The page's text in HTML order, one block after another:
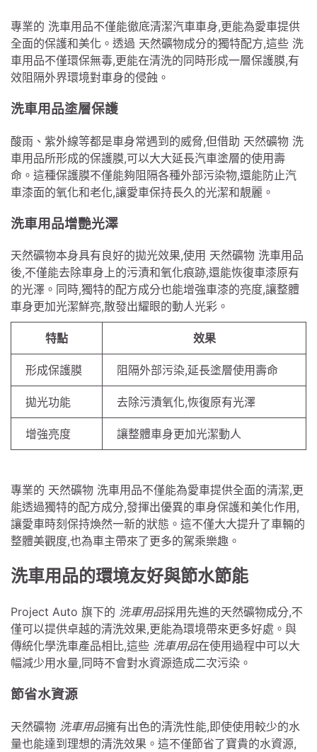
專業的 洗車用品不僅能徹底清潔汽車車身,更能為愛車提供
全面的保護和美化。透過 天然礦物成分的獨特配方,這些 洗
車用品不僅環保無毒,更能在清洗的同時形成一層保護膜,有
效阻隔外界環境對車身的侵蝕。
洗車用品塗層保護
酸雨、紫外線等都是車身常遇到的威脅,但借助 天然礦物 洗
車用品所形成的保護膜,可以大大延長汽車塗層的使用壽
命。這種保護膜不僅能夠阻隔各種外部污染物,還能防止汽
車漆面的氧化和老化,讓愛車保持長久的光潔和靚麗。
洗車用品增艷光澤
天然礦物本身具有良好的拋光效果,使用 天然礦物 洗車用品
後,不僅能去除車身上的污漬和氧化痕跡,還能恢復車漆原有
的光澤。同時,獨特的配方成分也能增強車漆的亮度,讓整體
車身更加光潔鮮亮,散發出耀眼的動人光彩。
特點 效果
形成保護膜 阻隔外部污染,延長塗層使用壽命
拋光功能 去除污漬氧化,恢復原有光澤
增強亮度 讓整體車身更加光潔動人
專業的 天然礦物 洗車用品不僅能為愛車提供全面的清潔,更
能透過獨特的配方成分,發揮出優異的車身保護和美化作用,
讓愛車時刻保持煥然一新的狀態。這不僅大大提升了車輛的
整體美觀度,也為車主帶來了更多的駕乘樂趣。
洗車用品的環境友好與節水節能
Project Auto 旗下的 洗車用品採用先進的天然礦物成分,不
僅可以提供卓越的清洗效果,更能為環境帶來更多好處。與
傳統化學洗車產品相比,這些 洗車用品在使用過程中可以大
幅減少用水量,同時不會對水資源造成二次污染。
節省水資源
天然礦物 洗車用品擁有出色的清洗性能,即使使用較少的水
量也能達到理想的清洗效果。這不僅節省了寶貴的水資源,